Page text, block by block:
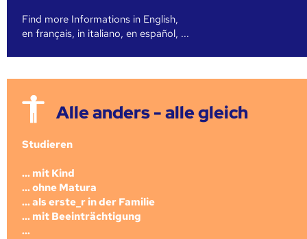
Find more Informations in English,
en français, in italiano, en español, ...
Alle anders - alle gleich
Studieren
... mit Kind
... ohne Matura
... als erste_r in der Familie
... mit Beeinträchtigung
...